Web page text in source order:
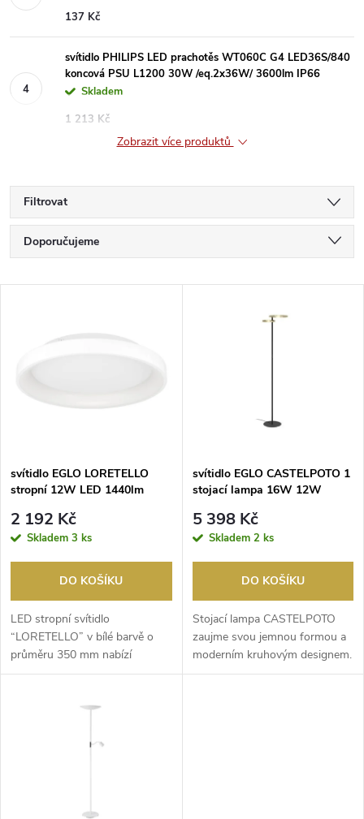
137 Kč
svítidlo PHILIPS LED prachotěs WT060C G4 LED36S/840
koncová PSU L1200 30W /eq.2x36W/ 3600lm IP66
Skladem
1 213 Kč
Zobrazit více produktů
Filtrovat
Ř
a
e
n
p
r
o
d
u
Doporučujeme
Nejprodávanější
Abecedně
p
s
p
r
d
u
svítidlo EGLO LORETELLO
stropní 12W LED 1440lm
2 192 Kč
Skladem 3 ks
DO KOŠÍKU
LED stropní svítidlo
“LORETELLO” v bílé barvě o
průměru 350 mm nabízí
moderní a jednoduché řešení
svítidlo EGLO CASTELPOTO 1
stojací lampa 16W 12W
kartáčovaná mosaz, černá
5 398 Kč
Skladem 2 ks
DO KOŠÍKU
Stojací lampa CASTELPOTO
zaujme svou jemnou formou a
moderním kruhovým designem.
Tělo z kovu v kart...